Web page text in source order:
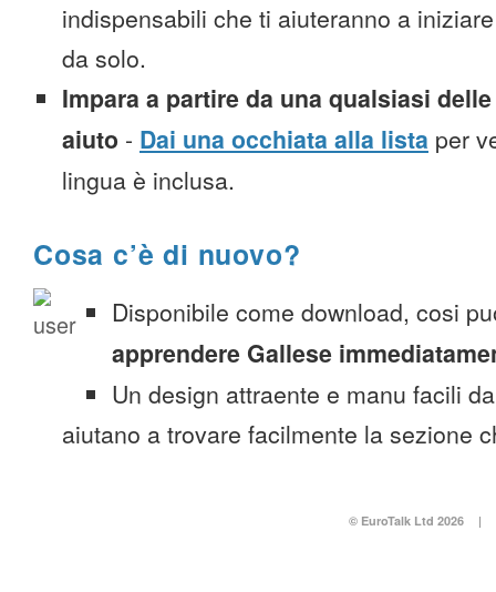
indispensabili che ti aiuteranno a
da solo.
Impara a partire da una qualsiasi
aiuto - Dai una occhiata alla lista per
lingua è inclusa.
Cosa c’è di nuovo?
Disponibile come download, cosi
apprendere Gallese
Un design attraente e manu facili
aiutano a trovare facilmente la sezione
© EuroTalk Ltd 2026 |